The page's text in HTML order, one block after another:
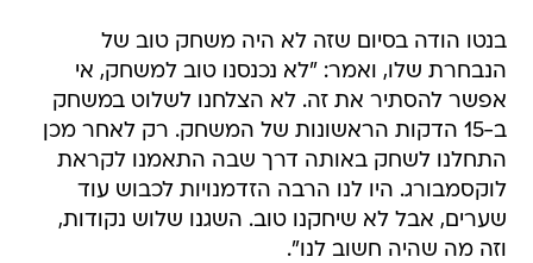
בנטו הודה בסיום שזה לא היה משחק טוב של
הנבחרת שלו, ואמר: "לא נכנסנו טוב למשחק, אי
אפשר להסתיר את זה. לא הצלחנו לשלוט במשחק
ב-15 הדקות הראשונות של המשחק. רק לאחר מכן
התחלנו לשחק באותה דרך שבה התאמנו לקראת
לוקסמבורג. היו לנו הרבה הזדמנויות לכבוש עוד
שערים, אבל לא שיחקנו טוב. השגנו שלוש נקודות,
וזה מה שהיה חשוב לנו".